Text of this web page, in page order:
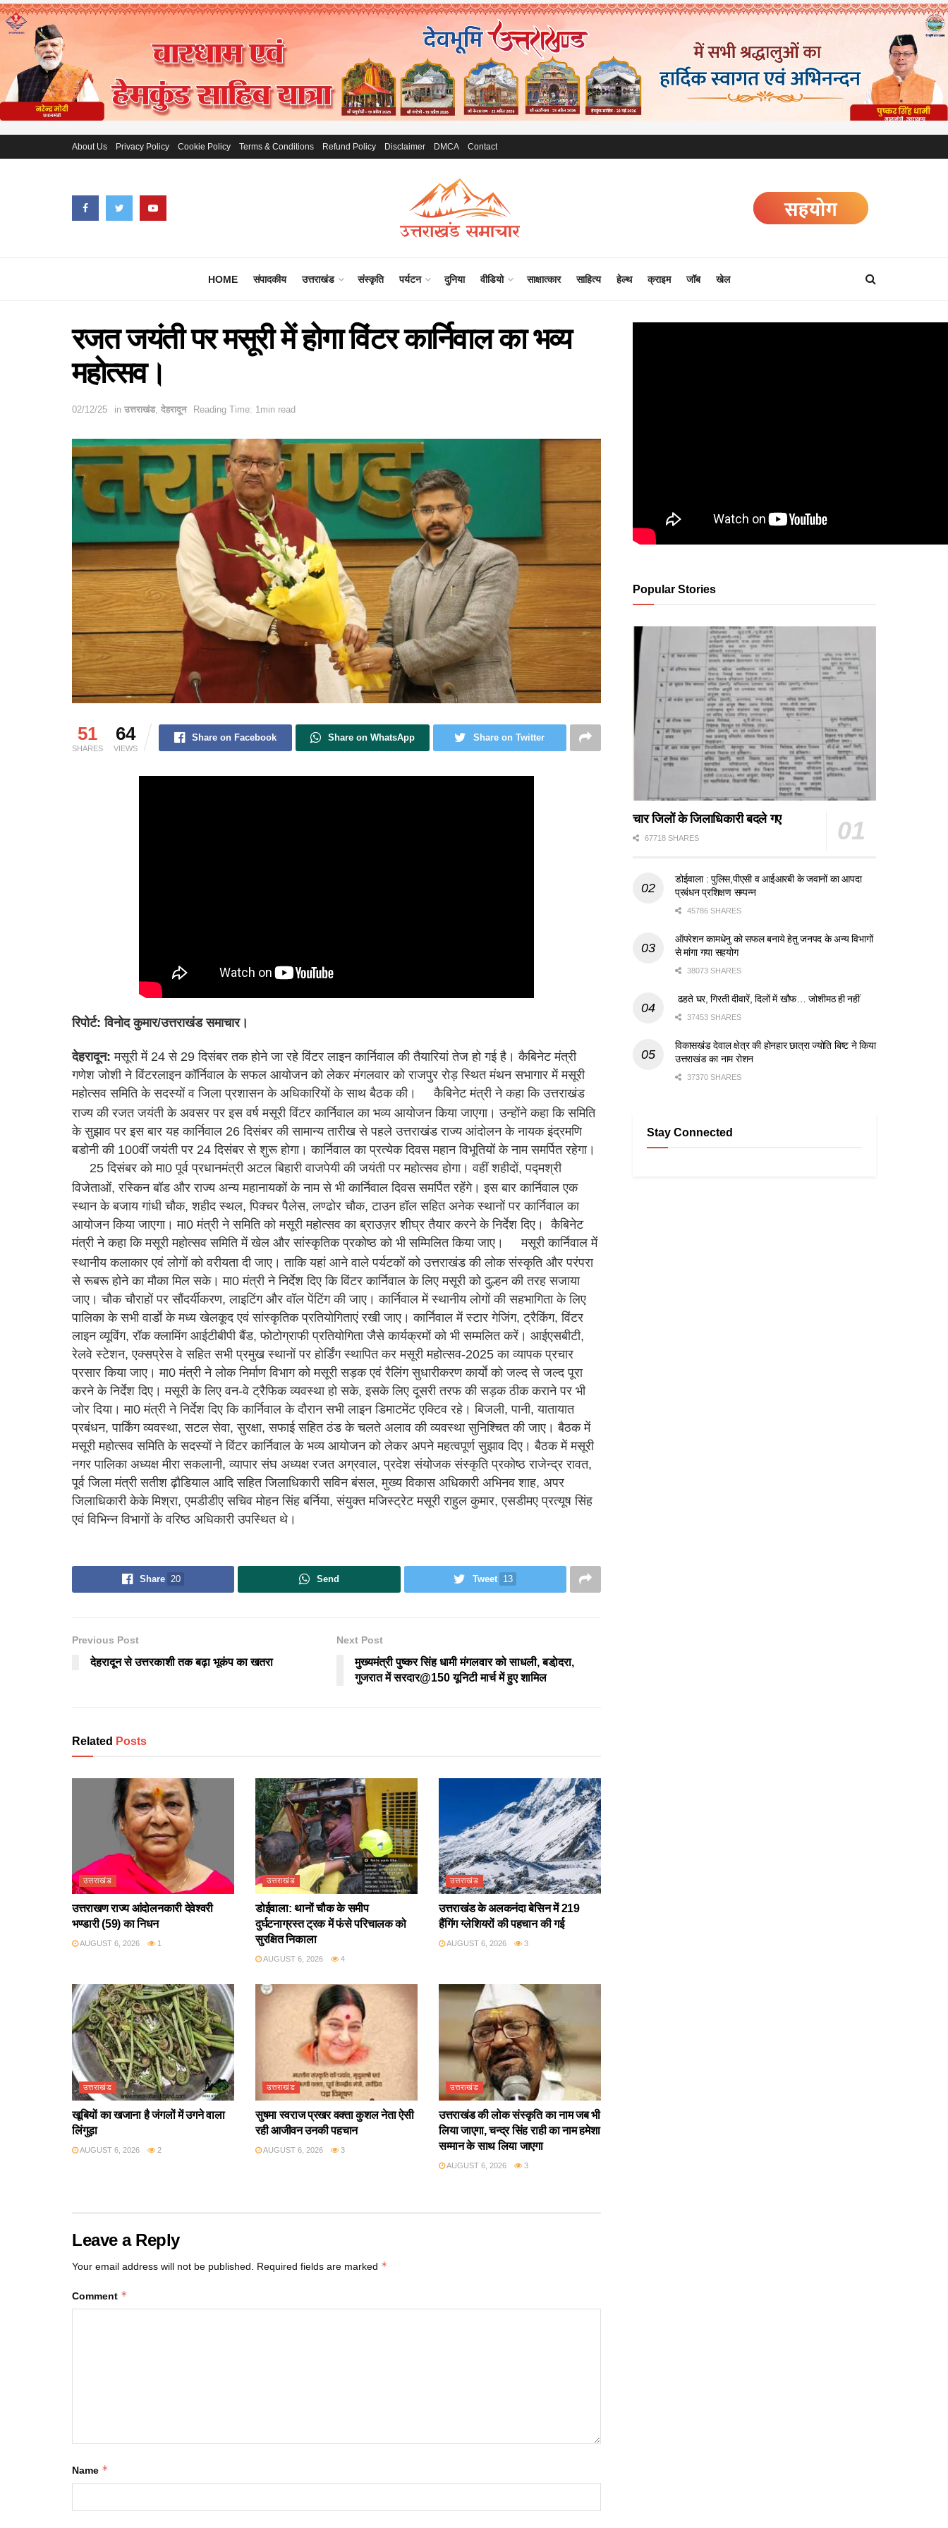
About Us Privacy Policy Cookie Policy Terms & Conditions Refund Policy Disclaimer DMCA Contact
HOME संपादकीय उत्तराखंड संस्कृति पर्यटन दुनिया वीडियो साक्षात्कार साहित्य हेल्थ क्राइम जॉब खेल
रजत जयंती पर मसूरी में होगा विंटर कार्निवाल का भव्य
महोत्सव।
02/12/25 in उत्तराखंड, देहरादून Reading Time: 1min read
51
SHARES
64
VIEWS
Share on Facebook Share on WhatsApp Share on Twitter
रिपोर्ट: विनोद कुमार/उत्तराखंड समाचार।
देहरादून: मसूरी में 24 से 29 दिसंबर तक होने जा रहे विंटर लाइन कार्निवाल की तैयारियां तेज हो गई है। कैबिनेट मंत्री
गणेश जोशी ने विंटरलाइन कॉर्निवाल के सफल आयोजन को लेकर मंगलवार को राजपुर रोड़ स्थित मंथन सभागार में मसूरी
महोत्सव समिति के सदस्यों व जिला प्रशासन के अधिकारियों के साथ बैठक की।
कैबिनेट मंत्री ने कहा कि उत्तराखंड
राज्य की रजत जयंती के अवसर पर इस वर्ष मसूरी विंटर कार्निवाल का भव्य आयोजन किया जाएगा। उन्होंने कहा कि समिति
के सुझाव पर इस बार यह कार्निवाल 26 दिसंबर की सामान्य तारीख से पहले उत्तराखंड राज्य आंदोलन के नायक इंद्रमणि
बडोनी की 100वीं जयंती पर 24 दिसंबर से शुरू होगा। कार्निवाल का प्रत्येक दिवस महान विभूतियों के नाम समर्पित रहेगा।
25 दिसंबर को मा0 पूर्व प्रधानमंत्री अटल बिहारी वाजपेयी की जयंती पर महोत्सव होगा। वहीं शहीदों, पद्मश्री
विजेताओं, रस्किन बॉड और राज्य अन्य महानायकों के नाम से भी कार्निवाल दिवस समर्पित रहेंगे। इस बार कार्निवाल एक
स्थान के बजाय गांधी चौक, शहीद स्थल, पिक्चर पैलेस, लण्ढोर चौक, टाउन हॉल सहित अनेक स्थानों पर कार्निवाल का
आयोजन किया जाएगा। मा0 मंत्री ने समिति को मसूरी महोत्सव का ब्राउज़र शीघ्र तैयार करने के निर्देश दिए। कैबिनेट
मंत्री ने कहा कि मसूरी महोत्सव समिति में खेल और सांस्कृतिक प्रकोष्ठ को भी सम्मिलित किया जाए।
मसूरी कार्निवाल में
स्थानीय कलाकार एवं लोगों को वरीयता दी जाए। ताकि यहां आने वाले पर्यटकों को उत्तराखंड की लोक संस्कृति और परंपरा
से रूबरू होने का मौका मिल सके। मा0 मंत्री ने निर्देश दिए कि विंटर कार्निवाल के लिए मसूरी को दुल्हन की तरह सजाया
जाए। चौक चौराहों पर सौंदर्यीकरण, लाइटिंग और वॉल पेंटिंग की जाए। कार्निवाल में स्थानीय लोगों की सहभागिता के लिए
पालिका के सभी वार्डाे के मध्य खेलकूद एवं सांस्कृतिक प्रतियोगिताएं रखी जाए। कार्निवाल में स्टार गेजिंग, ट्रैकिंग, विंटर
लाइन व्यूविंग, रॉक क्लामिंग आईटीबीपी बैंड, फोटोग्राफी प्रतियोगिता जैसे कार्यक्रमों को भी सम्मलित करें। आईएसबीटी,
रेलवे स्टेशन, एक्सप्रेस वे सहित सभी प्रमुख स्थानों पर होर्डिंग स्थापित कर मसूरी महोत्सव-2025 का व्यापक प्रचार
प्रसार किया जाए। मा0 मंत्री ने लोक निर्माण विभाग को मसूरी सड़क एवं रैलिंग सुधारीकरण कार्याे को जल्द से जल्द पूरा
करने के निर्देश दिए। मसूरी के लिए वन-वे ट्रैफिक व्यवस्था हो सके, इसके लिए दूसरी तरफ की सड़क ठीक कराने पर भी
जोर दिया। मा0 मंत्री ने निर्देश दिए कि कार्निवाल के दौरान सभी लाइन डिमाटमेंट एक्टिव रहे। बिजली, पानी, यातायात
प्रबंधन, पार्किंग व्यवस्था, सटल सेवा, सुरक्षा, सफाई सहित ठंड के चलते अलाव की व्यवस्था सुनिश्चित की जाए। बैठक में
मसूरी महोत्सव समिति के सदस्यों ने विंटर कार्निवाल के भव्य आयोजन को लेकर अपने महत्वपूर्ण सुझाव दिए। बैठक में मसूरी
नगर पालिका अध्यक्ष मीरा सकलानी, व्यापार संघ अध्यक्ष रजत अग्रवाल, प्रदेश संयोजक संस्कृति प्रकोष्ठ राजेन्द्र रावत,
पूर्व जिला मंत्री सतीश ढ़ौडियाल आदि सहित जिलाधिकारी सविन बंसल, मुख्य विकास अधिकारी अभिनव शाह, अपर
जिलाधिकारी केके मिश्रा, एमडीडीए सचिव मोहन सिंह बर्निया, संयुक्त मजिस्ट्रेट मसूरी राहुल कुमार, एसडीमए प्रत्यूष सिंह
एवं विभिन्न विभागों के वरिष्ठ अधिकारी उपस्थित थे।
Share 20 Send Tweet 13
Previous Post
देहरादून से उत्तरकाशी तक बढ़ा भूकंप का खतरा
Next Post
मुख्यमंत्री पुष्कर सिंह धामी मंगलवार को साधली, बडा़ेदरा,
गुजरात में सरदार@150 यूनिटी मार्च में हुए शामिल
Related Posts
उत्तराखंड
उत्तराखण राज्य आंदोलनकारी देवेश्वरी
भण्डारी (59) का निधन
AUGUST 6, 2026 1
उत्तराखंड
डोईवाला: थानों चौक के समीप
दुर्घटनाग्रस्त ट्रक में फंसे परिचालक को
सुरक्षित निकाला
AUGUST 6, 2026 4
उत्तराखंड
उत्तराखंड के अलकनंदा बेसिन में 219
हैंगिंग ग्लेशियरों की पहचान की गई
AUGUST 6, 2026 3
उत्तराखंड
खूबियों का खजाना है जंगलों में उगने वाला
लिंगुड़ा
AUGUST 6, 2026 2
उत्तराखंड
सुषमा स्वराज प्रखर वक्ता कुशल नेता ऐसी
रही आजीवन उनकी पहचान
AUGUST 6, 2026 3
उत्तराखंड
उत्तराखंड की लोक संस्कृति का नाम जब भी
लिया जाएगा, चन्द्र सिंह राही का नाम हमेशा
सम्मान के साथ लिया जाएगा
AUGUST 6, 2026 3
Leave a Reply
Your email address will not be published. Required fields are marked *
Comment *
Name *
Popular Stories
चार जिलों के जिलाधिकारी बदले गए
67718 SHARES
डोईवाला : पुलिस,पीएसी व आईआरबी के जवानों का आपदा
प्रबंधन प्रशिक्षण सम्पन्न
45786 SHARES
ऑपरेशन कामधेनु को सफल बनाये हेतु जनपद के अन्य विभागों
से मांगा गया सहयोग
38073 SHARES
ढहते घर, गिरती दीवारें, दिलों में खौफ… जोशीमठ ही नहीं
37453 SHARES
विकासखंड देवाल क्षेत्र की होनहार छात्रा ज्योति बिष्ट ने किया
उत्तराखंड का नाम रोशन
37370 SHARES
Stay Connected